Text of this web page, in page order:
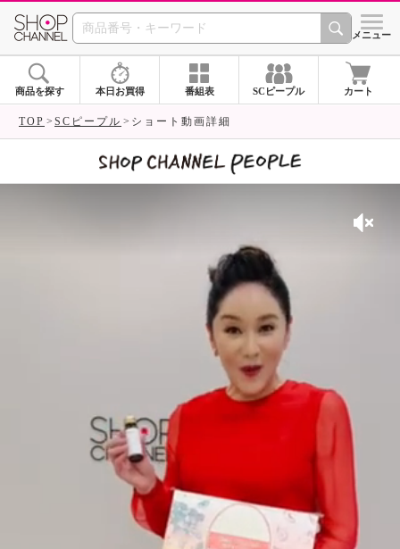
SHOP CHANNEL シメニュー
商品を探す 本日お買得 番組表 SCピープル カート
TOP SCピープル ショート動画詳細